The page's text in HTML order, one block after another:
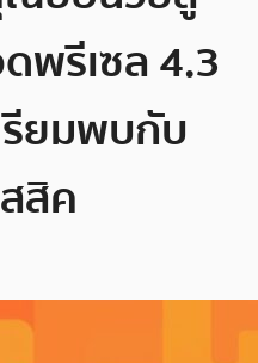
พรีเซล 4.3
ยมพบกับ
สิค